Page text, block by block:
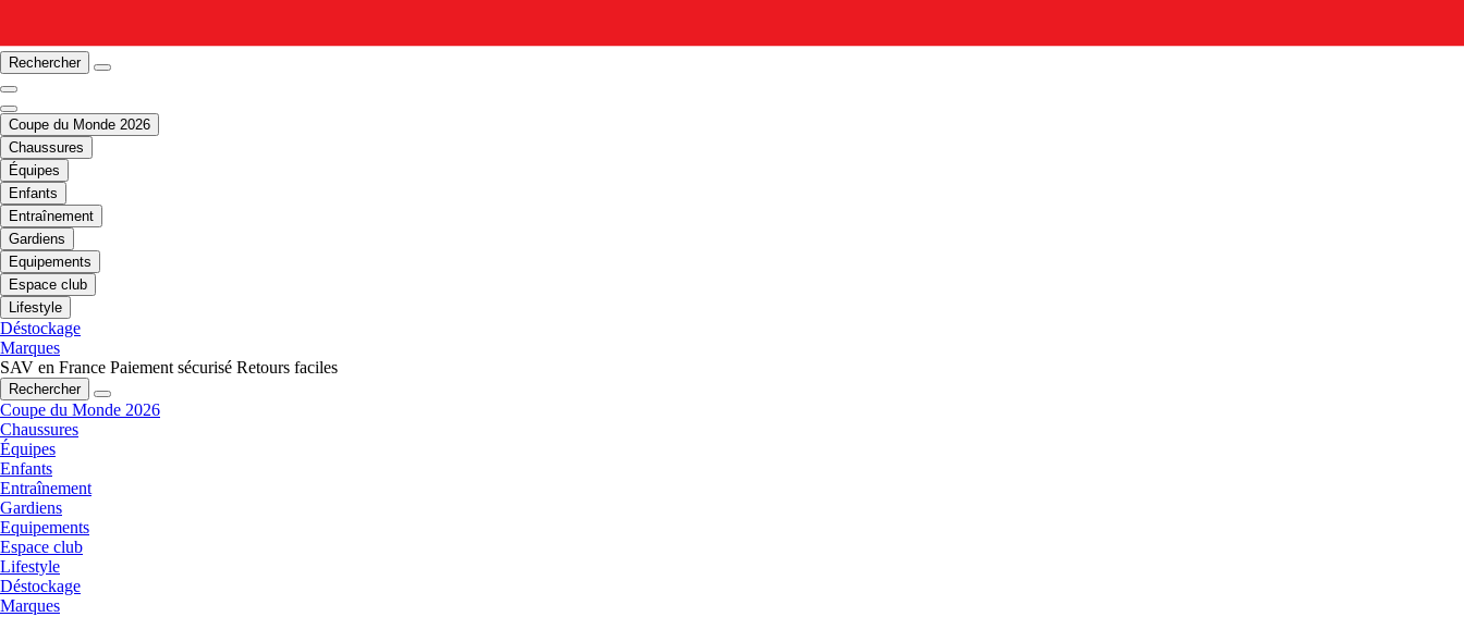
Rechercher
Coupe du Monde 2026
Chaussures
Équipes
Enfants
Entraînement
Gardiens
Equipements
Espace club
Lifestyle
Déstockage
Marques
SAV en France Paiement sécurisé Retours faciles
Rechercher
Coupe du Monde 2026
Chaussures
Équipes
Enfants
Entraînement
Gardiens
Equipements
Espace club
Lifestyle
Déstockage
Marques